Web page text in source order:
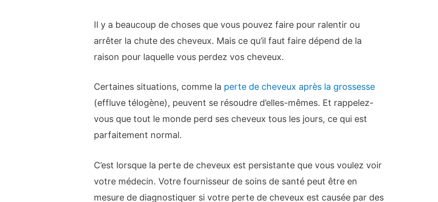
Il y a beaucoup de choses que vous pouvez faire pour ralentir ou
arrêter la chute des cheveux. Mais ce qu’il faut faire dépend de la
raison pour laquelle vous perdez vos cheveux.
Certaines situations, comme la perte de cheveux après la grossesse
(effluve télogène), peuvent se résoudre d’elles-mêmes. Et rappelez-
vous que tout le monde perd ses cheveux tous les jours, ce qui est
parfaitement normal.
C’est lorsque la perte de cheveux est persistante que vous voulez voir
votre médecin. Votre fournisseur de soins de santé peut être en
mesure de diagnostiquer si votre perte de cheveux est causée par des